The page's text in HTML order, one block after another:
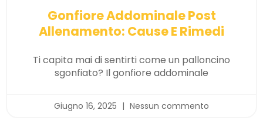
Gonfiore Addominale Post
Allenamento: Cause E Rimedi
Ti capita mai di sentirti come un palloncino
sgonfiato? Il gonfiore addominale
Giugno 16, 2025 Nessun commento